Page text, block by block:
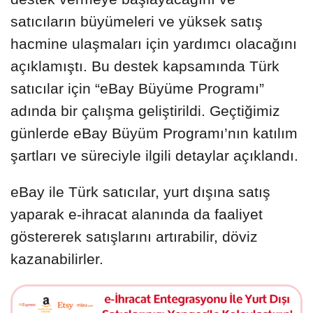
satıcıların büyümeleri ve yüksek satış
hacmine ulaşmaları için yardımcı olacağını
açıklamıştı. Bu destek kapsamında Türk
satıcılar için “eBay Büyüme Programı”
adında bir çalışma geliştirildi. Geçtiğimiz
günlerde eBay Büyüm Programı’nın katılım
şartları ve süreciyle ilgili detaylar açıklandı.
eBay ile Türk satıcılar, yurt dışına satış
yaparak e-ihracat alanında da faaliyet
göstererek satışlarını artırabilir, döviz
kazanabilirler.